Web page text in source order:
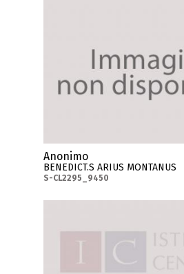
Anonimo
BENEDICT.S ARIUS MONTANUS
S-CL2295_9450